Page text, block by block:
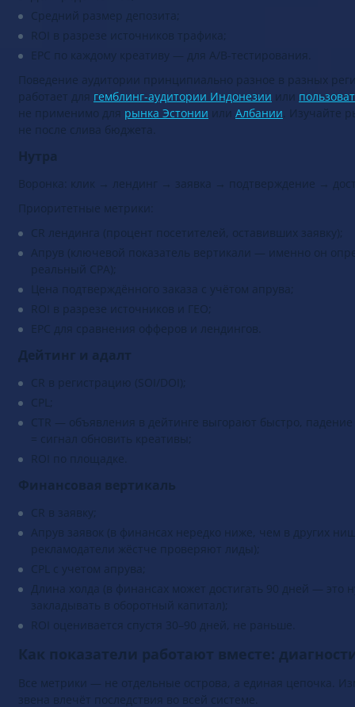
Доля редепозитов;
EPC по каждому креативу — для A/B-тестирования.
Поведение аудитории принципиально разное в разных
работает для гемблинг-аудитории Индонезииили
не применимо длярынка Эстонии
. Изучайте
Нутра
CR лендинга (процент посетителей, оставивших заявку);
Апрув (ключевой показатель вертикали — именно он
Цена подтверждённого заказа с учётом апрува;
Дейтинг и адалт
CTR — объявления в дейтинге выгорают быстро,
ROI по площадке.
Финансовая вертикаль
CR в заявку;
Апрув заявок (в финансах нередко ниже, чем в других
CPL с учетом апрува;
Длина холда (в финансах может достигать 90 дней — это
ROI оценивается спустя 30–90 дней, не раньше.
Как показатели работают вместе:
Все метрики — не отдельные острова, а единая цепочка.